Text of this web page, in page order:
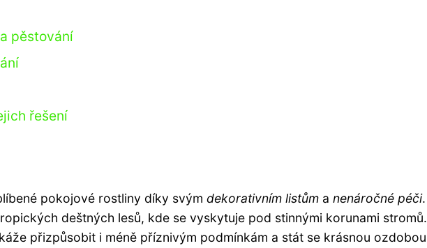
pěstování
řešení
pokojové rostliny díky svým dekorativním listům a nenáročné péči.
deštných lesů, kde se vyskytuje pod stinnými korunami stromů.
přizpůsobit i méně příznivým podmínkám a stát se krásnou ozdobou